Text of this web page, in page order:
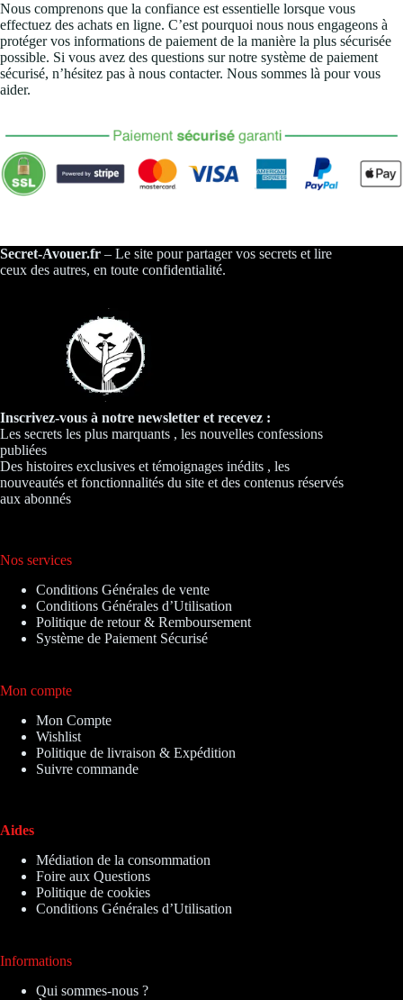
Nous comprenons que la confiance est essentielle lorsque vous
effectuez des achats en ligne. C’est pourquoi nous nous engageons à
protéger vos informations de paiement de la manière la plus sécurisée
possible. Si vous avez des questions sur notre système de paiement
sécurisé, n’hésitez pas à nous contacter. Nous sommes là pour vous
aider.
Secret-Avouer.fr – Le site pour partager vos secrets et lire
ceux des autres, en toute confidentialité.
Inscrivez-vous à notre newsletter et recevez :
Les secrets les plus marquants , les nouvelles confessions
publiées
Des histoires exclusives et témoignages inédits , les
nouveautés et fonctionnalités du site et des contenus réservés
aux abonnés
Nos services
Conditions Générales de vente
Conditions Générales d’Utilisation
Politique de retour & Remboursement
Système de Paiement Sécurisé
Mon compte
Mon Compte
Wishlist
Politique de livraison & Expédition
Suivre commande
Aides
Médiation de la consommation
Foire aux Questions
Politique de cookies
Conditions Générales d’Utilisation
Informations
Qui sommes-nous ?